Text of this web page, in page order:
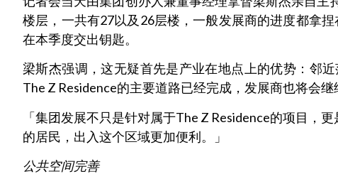
楼层，一共有27以及26层楼，一般发展商的进度都拿
在本季度交出钥匙。
梁斯杰强调，这无疑首先是产业在地点上的优势：邻
The Z Residence的主要道路已经完成，发展商也将会
「集团发展不只是针对属于The Z Residence的项目，
的居民，出入这个区域更加便利。」
公共空间完善